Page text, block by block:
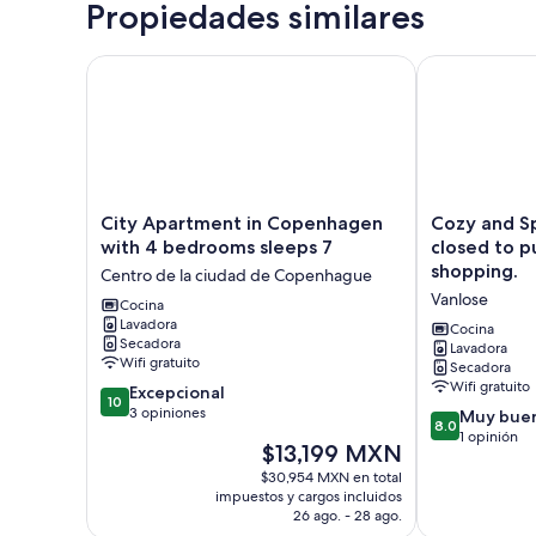
Propiedades similares
City
Apartment
Copenhagen
with
4
bedrooms
sleeps
7
Centro
City Apartment in Copenhagen
with 4 bedrooms sleeps 7
Centro de la ciudad de Copenhague
Cocina
Lavadora
Secadora
Wifi gratuito
10.0
de
10 Excepcional
3 opiniones
El
precio
actual
$13,199 MXN
$30,954 MXN en total
impuestos y cargos incluidos
26 ago. - 28 ago.
City Apartment in Copenhagen with 4 bedrooms
Cozy
and
Spacious
Apartment
closed
to
public
Transport
and
shopping.
Vanlose
Cozy and
closed to public Transport and
shopping.
Vanlose
Cocina
Lavadora
Secadora
Wifi gratuito
8.0
de
8.0 Muy
1 opinión
Cozy and